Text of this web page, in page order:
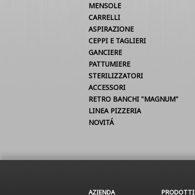
MENSOLE
CARRELLI
ASPIRAZIONE
CEPPI E TAGLIERI
GANCIERE
PATTUMIERE
STERILIZZATORI
ACCESSORI
RETRO BANCHI "MAGNUM"
LINEA PIZZERIA
NOVITÁ
AZIENDA PRODOTTI